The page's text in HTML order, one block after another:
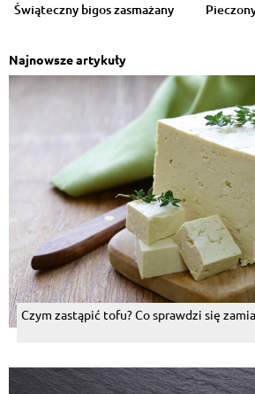
Świąteczny bigos zasmażany
Najnowsze artykuły
Czym zastąpić tofu? Co sprawdzi się